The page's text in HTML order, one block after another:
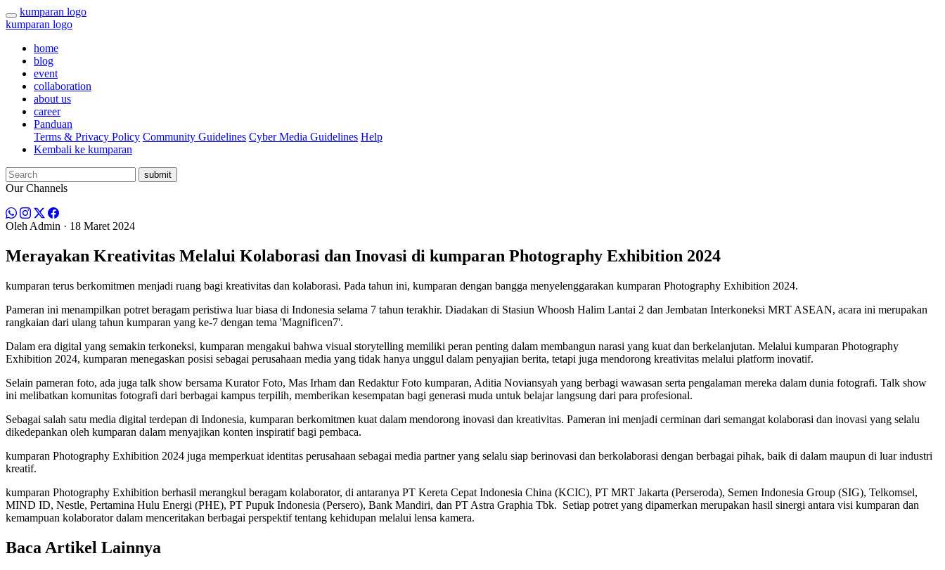
kumparan logo
kumparan logo
home
blog
event
collaboration
about us
career
Panduan
Terms & Privacy Policy Community Guidelines Cyber Media Guidelines Help
Kembali ke kumparan
submit
Our Channels
Oleh Admin · 18 Maret 2024
Merayakan Kreativitas Melalui Kolaborasi dan Inovasi di kumparan Photography Exhibition 2024
kumparan terus berkomitmen menjadi ruang bagi kreativitas dan kolaborasi. Pada tahun ini, kumparan dengan bangga menyelenggarakan kumparan Photography Exhibition 2024.
Pameran ini menampilkan potret beragam peristiwa luar biasa di Indonesia selama 7 tahun terakhir. Diadakan di Stasiun Whoosh Halim Lantai 2 dan Jembatan Interkoneksi MRT ASEAN, acara ini merupakan
rangkaian dari ulang tahun kumparan yang ke-7 dengan tema 'Magnificen7'.
Dalam era digital yang semakin terkoneksi, kumparan mengakui bahwa visual storytelling memiliki peran penting dalam membangun narasi yang kuat dan berkelanjutan. Melalui kumparan Photography
Exhibition 2024, kumparan menegaskan posisi sebagai perusahaan media yang tidak hanya unggul dalam penyajian berita, tetapi juga mendorong kreativitas melalui platform inovatif.
Selain pameran foto, ada juga talk show bersama Kurator Foto, Mas Irham dan Redaktur Foto kumparan, Aditia Noviansyah yang berbagi wawasan serta pengalaman mereka dalam dunia fotografi. Talk show
ini melibatkan komunitas fotografi dari berbagai kampus terpilih, memberikan kesempatan bagi generasi muda untuk belajar langsung dari para profesional.
Sebagai salah satu media digital terdepan di Indonesia, kumparan berkomitmen kuat dalam mendorong inovasi dan kreativitas. Pameran ini menjadi cerminan dari semangat kolaborasi dan inovasi yang selalu
dikedepankan oleh kumparan dalam menyajikan konten inspiratif bagi pembaca.
kumparan Photography Exhibition 2024 juga memperkuat identitas perusahaan sebagai media partner yang selalu siap berinovasi dan berkolaborasi dengan berbagai pihak, baik di dalam maupun di luar industri
kreatif.
kumparan Photography Exhibition berhasil merangkul beragam kolaborator, di antaranya PT Kereta Cepat Indonesia China (KCIC), PT MRT Jakarta (Perseroda), Semen Indonesia Group (SIG), Telkomsel,
MIND ID, Nestle, Pertamina Hulu Energi (PHE), PT Pupuk Indonesia (Persero), Bank Mandiri, dan PT Astra Graphia Tbk. Setiap potret yang dipamerkan merupakan hasil sinergi antara visi kumparan dan
kemampuan kolaborator dalam menceritakan berbagai perspektif tentang kehidupan melalui lensa kamera.
Baca Artikel Lainnya